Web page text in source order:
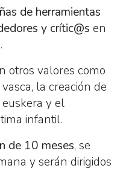
de herramientas
y crític@s en
otros valores como
la creación de
y el
infantil.
de 10 meses, se
y serán dirigidos